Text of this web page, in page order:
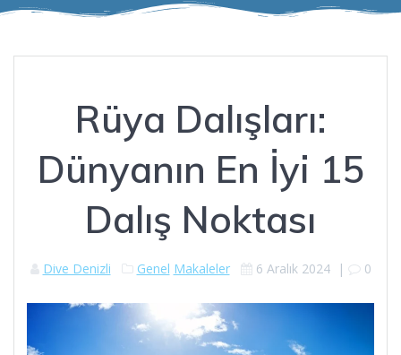
Rüya Dalışları:
Dünyanın En İyi 15
Dalış Noktası
Dive Denizli Genel Makaleler 6 Aralık 2024| 0